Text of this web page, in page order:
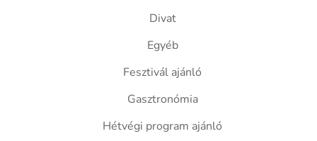
Divat
Egyéb
Fesztivál ajánló
Gasztronómia
Hétvégi program ajánló